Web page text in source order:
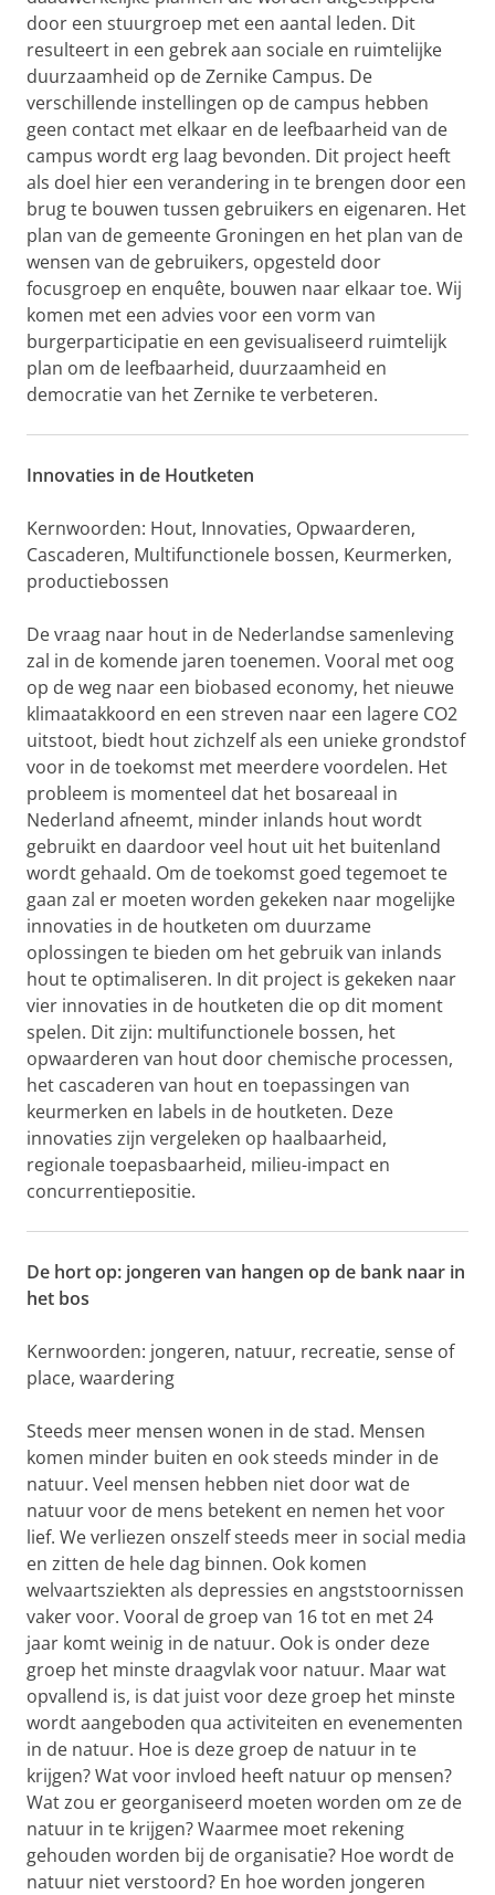
door een stuurgroep met een aantal leden. Dit
resulteert in een gebrek aan sociale en ruimtelijke
duurzaamheid op de Zernike Campus. De
verschillende instellingen op de campus hebben
geen contact met elkaar en de leefbaarheid van de
campus wordt erg laag bevonden. Dit project heeft
als doel hier een verandering in te brengen door een
brug te bouwen tussen gebruikers en eigenaren. Het
plan van de gemeente Groningen en het plan van de
wensen van de gebruikers, opgesteld door
focusgroep en enquête, bouwen naar elkaar toe. Wij
komen met een advies voor een vorm van
burgerparticipatie en een gevisualiseerd ruimtelijk
plan om de leefbaarheid, duurzaamheid en
democratie van het Zernike te verbeteren.
Innovaties in de Houtketen
Kernwoorden: Hout, Innovaties, Opwaarderen,
Cascaderen, Multifunctionele bossen, Keurmerken,
productiebossen
De vraag naar hout in de Nederlandse samenleving
zal in de komende jaren toenemen. Vooral met oog
op de weg naar een biobased economy, het nieuwe
klimaatakkoord en een streven naar een lagere CO2
uitstoot, biedt hout zichzelf als een unieke grondstof
voor in de toekomst met meerdere voordelen. Het
probleem is momenteel dat het bosareaal in
Nederland afneemt, minder inlands hout wordt
gebruikt en daardoor veel hout uit het buitenland
wordt gehaald. Om de toekomst goed tegemoet te
gaan zal er moeten worden gekeken naar mogelijke
innovaties in de houtketen om duurzame
oplossingen te bieden om het gebruik van inlands
hout te optimaliseren. In dit project is gekeken naar
vier innovaties in de houtketen die op dit moment
spelen. Dit zijn: multifunctionele bossen, het
opwaarderen van hout door chemische processen,
het cascaderen van hout en toepassingen van
keurmerken en labels in de houtketen. Deze
innovaties zijn vergeleken op haalbaarheid,
regionale toepasbaarheid, milieu-impact en
concurrentiepositie.
De hort op: jongeren van hangen op de bank naar in
het bos
Kernwoorden: jongeren, natuur, recreatie, sense of
place, waardering
Steeds meer mensen wonen in de stad. Mensen
komen minder buiten en ook steeds minder in de
natuur. Veel mensen hebben niet door wat de
natuur voor de mens betekent en nemen het voor
lief. We verliezen onszelf steeds meer in social media
en zitten de hele dag binnen. Ook komen
welvaartsziekten als depressies en angststoornissen
vaker voor. Vooral de groep van 16 tot en met 24
jaar komt weinig in de natuur. Ook is onder deze
groep het minste draagvlak voor natuur. Maar wat
opvallend is, is dat juist voor deze groep het minste
wordt aangeboden qua activiteiten en evenementen
in de natuur. Hoe is deze groep de natuur in te
krijgen? Wat voor invloed heeft natuur op mensen?
Wat zou er georganiseerd moeten worden om ze de
natuur in te krijgen? Waarmee moet rekening
gehouden worden bij de organisatie? Hoe wordt de
natuur niet verstoord? En hoe worden jongeren